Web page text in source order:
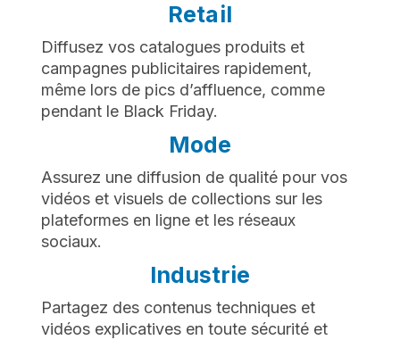
Retail
Diffusez vos catalogues produits et
campagnes publicitaires rapidement,
même lors de pics d’affluence, comme
pendant le Black Friday.
Mode
Assurez une diffusion de qualité pour vos
vidéos et visuels de collections sur les
plateformes en ligne et les réseaux
sociaux.
Industrie
Partagez des contenus techniques et
vidéos explicatives en toute sécurité et